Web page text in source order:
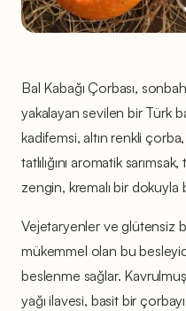
Bal Kabağı Çorbası,
yakalayan sevilen bir Türk
kadifemsi, altın renkli
tatlılığını aromatik
zengin, kremalı bir dokuyla
Vejetaryenler ve glütensiz
mükemmel olan bu
beslenme sağlar.
yağı ilavesi, basit bir